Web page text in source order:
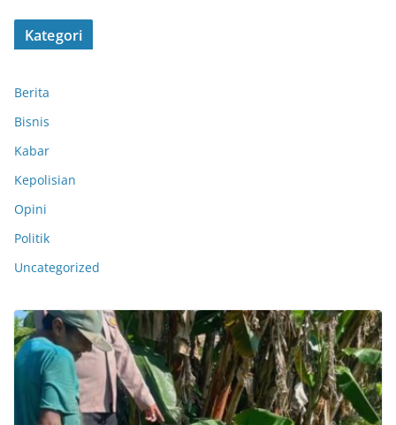
Kategori
Berita
Bisnis
Kabar
Kepolisian
Opini
Politik
Uncategorized